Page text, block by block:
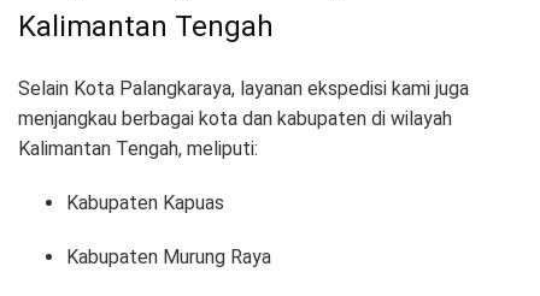
Kalimantan Tengah
Selain Kota Palangkaraya, layanan ekspedisi kami juga
menjangkau berbagai kota dan kabupaten di wilayah
Kalimantan Tengah, meliputi:
Kabupaten Kapuas
Kabupaten Murung Raya